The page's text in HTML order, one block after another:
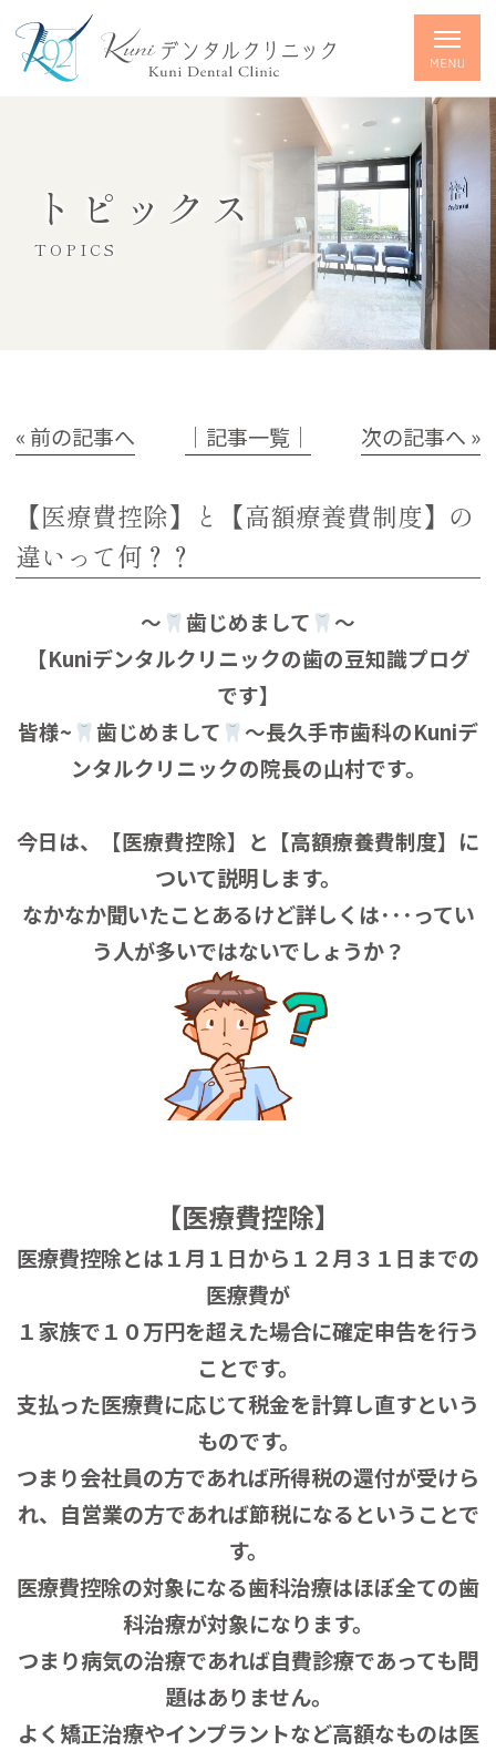
トピックス
TOPICS
« 前の記事へ │記事一覧│ 次の記事へ »
【医療費控除】と【高額療養費制度】の
違いって何？？
～ 歯じめまして
～
【Kuniデンタルクリニックの歯の豆知識プログ
です】
皆様~
歯じめまして
～長久手市歯科のKuniデ
ンタルクリニックの院長の山村です。
今日は、 【医療費控除】と【高額療養費制度】 に
ついて説明します。
なかなか聞いたことあるけど詳しくは･･･ってい
う人が多いではないでしょうか？
【医療費控除】
医療費控除とは１月１日から１２月３１日までの
医療費が
１家族で１０万円を超えた場合に確定申告を行う
ことです。
支払った医療費に応じて税金を計算し直すという
ものです。
つまり会社員の方であれば所得税の還付が受けら
れ、自営業の方であれば節税になるということで
す。
医療費控除の対象になる歯科治療はほぼ全ての歯
科治療が対象になります。
つまり病気の治療であれば自費診療であっても問
題はありません。
よく矯正治療やインプラントなど高額なものは医